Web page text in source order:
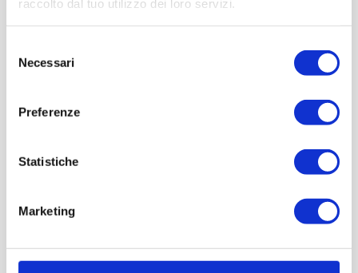
raccolto dal tuo utilizzo dei loro servizi.
delNecessari
Preferenze
Statistiche
Marketing
Under the patronage of Network